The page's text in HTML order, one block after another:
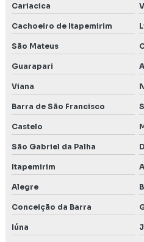
Licenciamento ambiental
Licenciamento ambiental
Licenciamento ambiental
Licenciamento ambiental
Licenciamento ambiental
Licenciamento ambiental
perigosos
Meio biótico
Monitoramento da qualidade
Cariacica
Cachoeiro de Itapemirim
São Mateus
Guarapari
Viana
Barra de São Francisco
Castelo
São Gabriel da Palha
Itapemirim
Alegre
Conceição da Barra
Iúna